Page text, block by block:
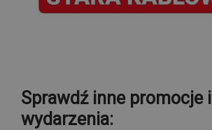
Sprawdź inne promocje i
wydarzenia: